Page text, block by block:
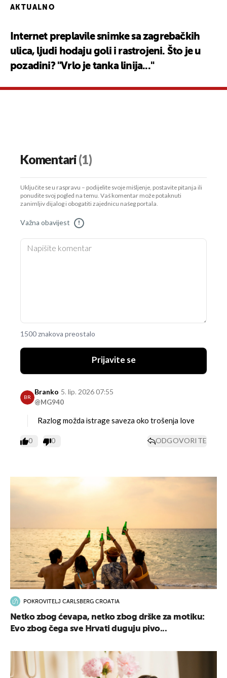
AKTUALNO
Internet preplavile snimke sa zagrebačkih
ulica, ljudi hodaju goli i rastrojeni. Što je u
pozadini? "Vrlo je tanka linija..."
Komentari(1)
Uključite se u raspravu – podijelite svoje mišljenje, postavite pitanja ili
ponudite svoj pogled na temu. Vaš komentar može potaknuti
zanimljiv dijalog i obogatiti zajednicu našeg portala.
Važna obavijest !
1500 znakova preostalo
Prijavite se
BR
Branko
@MG940
5. lip. 2026 07:55
Razlog možda istrage saveza oko trošenja love
0 0 ODGOVORITE
POKROVITELJ CARLSBERG CROATIA
Netko zbog ćevapa, netko zbog drške za motiku:
Evo zbog čega sve Hrvati duguju pivo...